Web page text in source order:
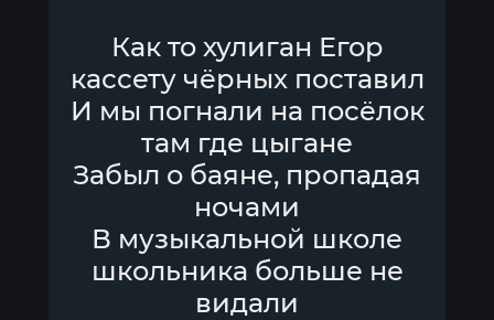
Как то хулиган Егор
кассету чёрных поставил
И мы погнали на посёлок
там где цыгане
Забыл о баяне, пропадая
ночами
В музыкальной школе
школьника больше не
видали